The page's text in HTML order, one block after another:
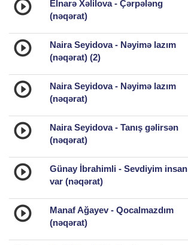
Elnarə Xəlilova - Çərpələng
(nəqərat)
Naira Seyidova - Nəyimə lazım
(nəqərat) (2)
Naira Seyidova - Nəyimə lazım
(nəqərat)
Naira Seyidova - Tanış gəlirsən
(nəqərat)
Günay İbrahimli - Sevdiyim insan
var (nəqərat)
Manaf Ağayev - Qocalmazdım
(nəqərat)